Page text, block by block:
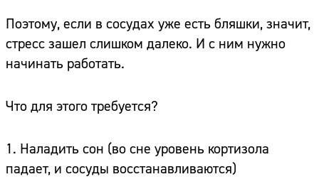
Поэтому, если в сосудах уже есть бляшки, значит,
стресс зашел слишком далеко. И с ним нужно
начинать работать.
Что для этого требуется?
1. Наладить сон (во сне уровень кортизола
падает, и сосуды восстанавливаются)